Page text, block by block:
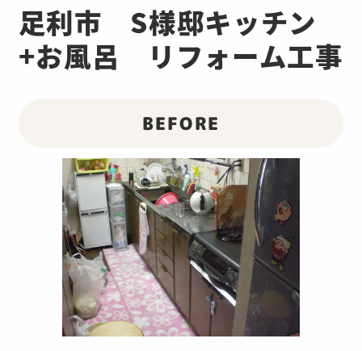
足利市 S様邸キッチン
+お風呂 リフォーム工事
BEFORE